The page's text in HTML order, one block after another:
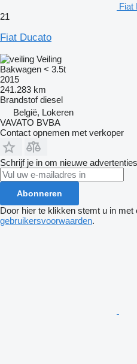
Fiat
21
Fiat Ducato
Veiling
Bakwagen < 3.5t
2015
241.283 km
Brandstof diesel
België, Lokeren
VAVATO BVBA
Contact opnemen met verkoper
Schrijf je in om nieuwe
Abonneren
Door hier te klikken stemt u in met
gebruikersvoorwaarden.